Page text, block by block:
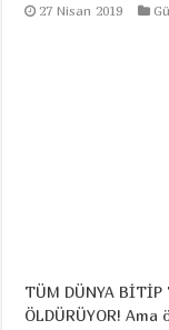
27 Nisan 2019
TÜM DÜNYA BİTİP
ÖLDÜRÜYOR!